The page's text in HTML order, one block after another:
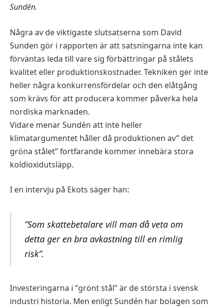
Sundén.
Några av de viktigaste slutsatserna som David
Sunden gör i rapporten är att satsningarna inte kan
förväntas leda till vare sig förbättringar på stålets
kvalitet eller produktionskostnader. Tekniken ger inte
heller några konkurrensfördelar och den elåtgång
som krävs för att producera kommer påverka hela
nordiska marknaden.
Vidare menar Sundén att inte heller
klimatargumentet håller då produktionen av” det
gröna stålet” fortfarande kommer innebära stora
koldioxidutsläpp.
I en intervju på Ekots säger han:
”Som skattebetalare vill man då veta om
detta ger en bra avkastning till en rimlig
risk”.
Investeringarna i ”grönt stål” är de största i svensk
industri historia. Men enligt Sundén har bolagen som